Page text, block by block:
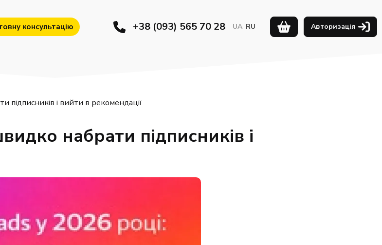
консультацію +38 (093) 565 70 28 UA RU Авторизація
підписників і вийти в рекомендації
набрати підписників і